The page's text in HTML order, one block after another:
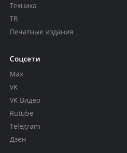
Техника
ТВ
Печатные издания
Соцсети
Max
VK
VK Видео
Rutube
Telegram
Дзен